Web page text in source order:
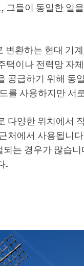
들이 동일한 일
환하는 현대 기
이나 전력망 자
공급하기 위해 동
를 사용하지만 서
다양한 위치에서
처에서 사용됩니
는 경우가 많습
.